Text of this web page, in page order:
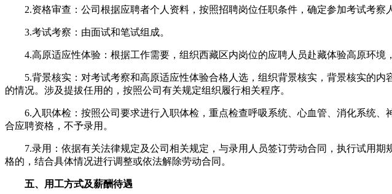
2.资格审查：公司根据应聘者个人资料，按照招聘岗位任职条件，确定参加考试考察
3.考试考察：由面试和笔试组成。
4.高原适应性体验：根据工作需要，组织西藏区内岗位的应聘人员赴藏体验高原环境
5.背景核实：对考试考察和高原适应性体验合格人选，组织背景核实，背景核实的内
的情况。涉及提拔任用的，按照公司有关规定组织履行相关程序。
6.入职体检：按照公司要求进行入职体检，重点检查呼吸系统、心血管、消化系统、
合应聘资格，不予录用。
7.录用：依据有关法律规定及公司相关规定，与录用人员签订劳动合同，执行试用期
格的，结合具体情况进行调整或依法解除劳动合同。
五、用工方式及薪酬待遇